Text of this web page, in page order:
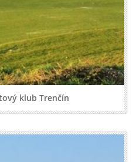
klub Trenčín